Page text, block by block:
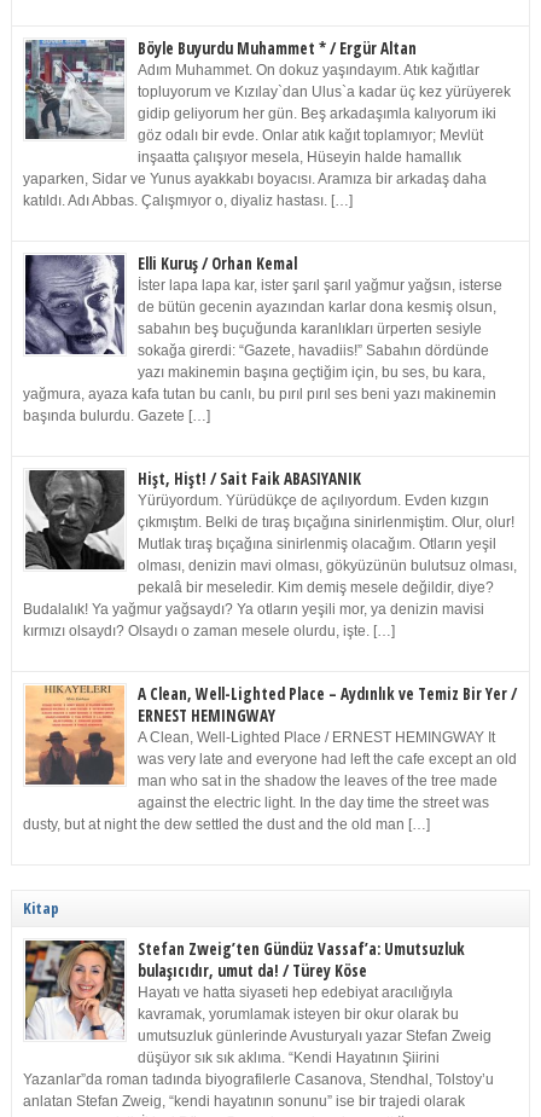
Böyle Buyurdu Muhammet * / Ergür Altan
Adım Muhammet. On dokuz yaşındayım. Atık kağıtlar
topluyorum ve Kızılay`dan Ulus`a kadar üç kez yürüyerek
gidip geliyorum her gün. Beş arkadaşımla kalıyorum iki
göz odalı bir evde. Onlar atık kağıt toplamıyor; Mevlüt
inşaatta çalışıyor mesela, Hüseyin halde hamallık
yaparken, Sidar ve Yunus ayakkabı boyacısı. Aramıza bir arkadaş daha
katıldı. Adı Abbas. Çalışmıyor o, diyaliz hastası. […]
Elli Kuruş / Orhan Kemal
İster lapa lapa kar, ister şarıl şarıl yağmur yağsın, isterse
de bütün gecenin ayazından karlar dona kesmiş olsun,
sabahın beş buçuğunda karanlıkları ürperten sesiyle
sokağa girerdi: “Gazete, havadiis!” Sabahın dördünde
yazı makinemin başına geçtiğim için, bu ses, bu kara,
yağmura, ayaza kafa tutan bu canlı, bu pırıl pırıl ses beni yazı makinemin
başında bulurdu. Gazete […]
Hişt, Hişt! / Sait Faik ABASIYANIK
Yürüyordum. Yürüdükçe de açılıyordum. Evden kızgın
çıkmıştım. Belki de tıraş bıçağına sinirlenmiştim. Olur, olur!
Mutlak tıraş bıçağına sinirlenmiş olacağım. Otların yeşil
olması, denizin mavi olması, gökyüzünün bulutsuz olması,
pekalâ bir meseledir. Kim demiş mesele değildir, diye?
Budalalık! Ya yağmur yağsaydı? Ya otların yeşili mor, ya denizin mavisi
kırmızı olsaydı? Olsaydı o zaman mesele olurdu, işte. […]
A Clean, Well-Lighted Place – Aydınlık ve Temiz Bir Yer /
ERNEST HEMINGWAY
A Clean, Well-Lighted Place / ERNEST HEMINGWAY It
was very late and everyone had left the cafe except an old
man who sat in the shadow the leaves of the tree made
against the electric light. In the day time the street was
dusty, but at night the dew settled the dust and the old man […]
Kitap
Stefan Zweig’ten Gündüz Vassaf’a: Umutsuzluk
bulaşıcıdır, umut da! / Türey Köse
Hayatı ve hatta siyaseti hep edebiyat aracılığıyla
kavramak, yorumlamak isteyen bir okur olarak bu
umutsuzluk günlerinde Avusturyalı yazar Stefan Zweig
düşüyor sık sık aklıma. “Kendi Hayatının Şiirini
Yazanlar”da roman tadında biyografilerle Casanova, Stendhal, Tolstoy’u
anlatan Stefan Zweig, “kendi hayatının sonunu” ise bir trajedi olarak